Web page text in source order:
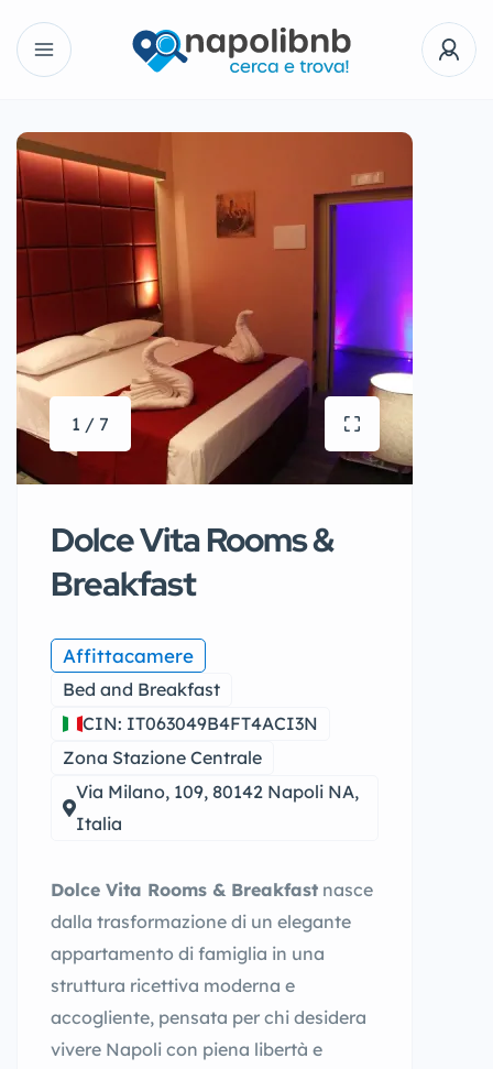
1 / 7
Dolce Vita Rooms &
Breakfast
Affittacamere
Bed and Breakfast
CIN: IT063049B4FT4ACI3N
Zona Stazione Centrale
Via Milano, 109, 80142 Napoli NA,
Italia
Dolce Vita Rooms & Breakfast nasce
dalla trasformazione di un elegante
appartamento di famiglia in una
struttura ricettiva moderna e
accogliente, pensata per chi desidera
vivere Napoli con piena libertà e